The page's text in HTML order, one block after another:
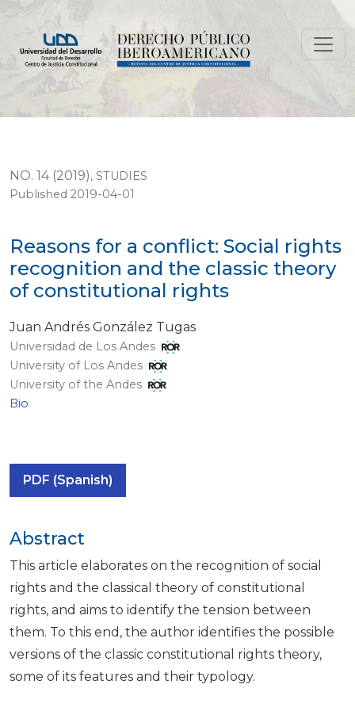
Reasons for a conflict: Social rights recognition and
NO. 14 (2019), STUDIES
Reasons for a conflict: Social rights
recognition and the classic theory
of constitutional rights
Published 2019-04-01
Juan Andrés González Tugas
Universidad de Los Andes
University of Los Andes
University of the Andes
Bio
PDF (Spanish)
Abstract
This article elaborates on the recognition of social
rights and the classical theory of constitutional
rights, and aims to identify the tension between
them. To this end, the author identifies the possible
versions of the classic constitutional rights theory,
some of its features and their typology.